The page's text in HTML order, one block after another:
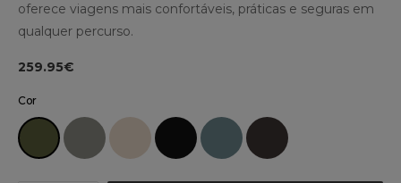
oferece viagens mais confortáveis, práticas e seguras em
qualquer percurso.
259.95€
Cor